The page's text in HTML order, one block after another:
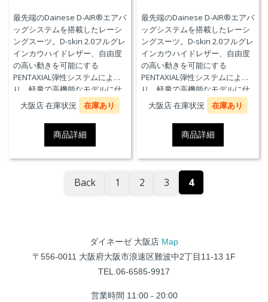
最先端のDainese D-AIR®エアバ
ッグシステムを搭載したレーシ
ングスーツ。D-skin 2.0フルグレ
インカウハイドレザー、自由度
の高い動きを可能にする
PENTAXIAL弾性システムによ
り、軽量で高機能なモデルに仕
上がっています。また、エアバ
ッグ本体が最大3回の起爆まで繰
り返し利用可能なTriple-
Activation D-air®Racing エアバ
ッグを搭載しています。※別途
ジェネレーター(ガス発生器本体)
大阪店 在庫状況 在庫あり
商品詳細
最先端のDainese D-AIR®エアバ
ッグシステムを搭載したレーシ
ングスーツ。D-skin 2.0フルグレ
インカウハイドレザー、自由度
の高い動きを可能にする
PENTAXIAL弾性システムによ
り、軽量で高機能なモデルに仕
上がっています。また、エアバ
ッグ本体が最大3回の起爆まで繰
り返し利用可能なTriple-
Activation D-air®Racing エアバ
ッグを搭載しています。※別途
ジェネレーター(ガス発生器本体)
の交換が必要です。
大阪店 在庫状況 在庫あり
商品詳細
Back 1 2 3 4
ダイネーゼ 大阪店 Map
〒556-0011 大阪府大阪市浪速区難波中2丁目11-13 1F
TEL.06-6585-9917
営業時間 11:00 - 20:00